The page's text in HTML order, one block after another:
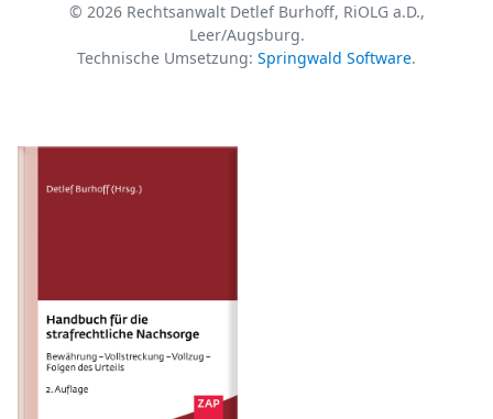
© 2026 Rechtsanwalt Detlef Burhoff, RiOLG a.D.,
Leer/Augsburg.
Technische Umsetzung: Springwald Software.